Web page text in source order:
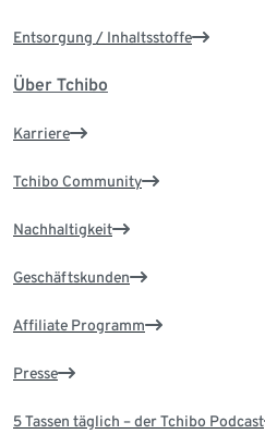
Entsorgung / Inhaltsstoffe
Über Tchibo
Karriere
Tchibo Community
Nachhaltigkeit
Geschäftskunden
Affiliate Programm
Presse
5 Tassen täglich – der Tchibo Podcast